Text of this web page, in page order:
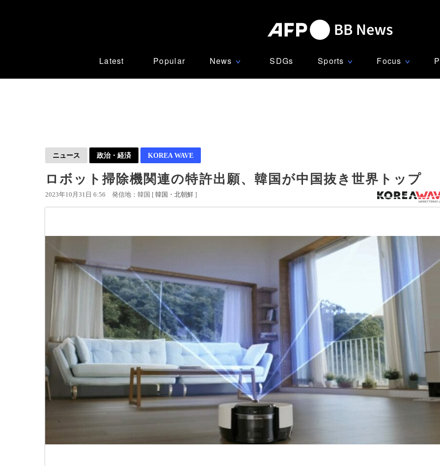
Latest Popular News ∨ SDGs Sports ∨ Focus ∨
ニュース 政治・経済 KOREA WAVE
ロボット掃除機関連の特許出願、韓国が中国抜き世界トップ
2023年10月31日 6:56 発信地：韓国 [ 韓国・北朝鮮 ]